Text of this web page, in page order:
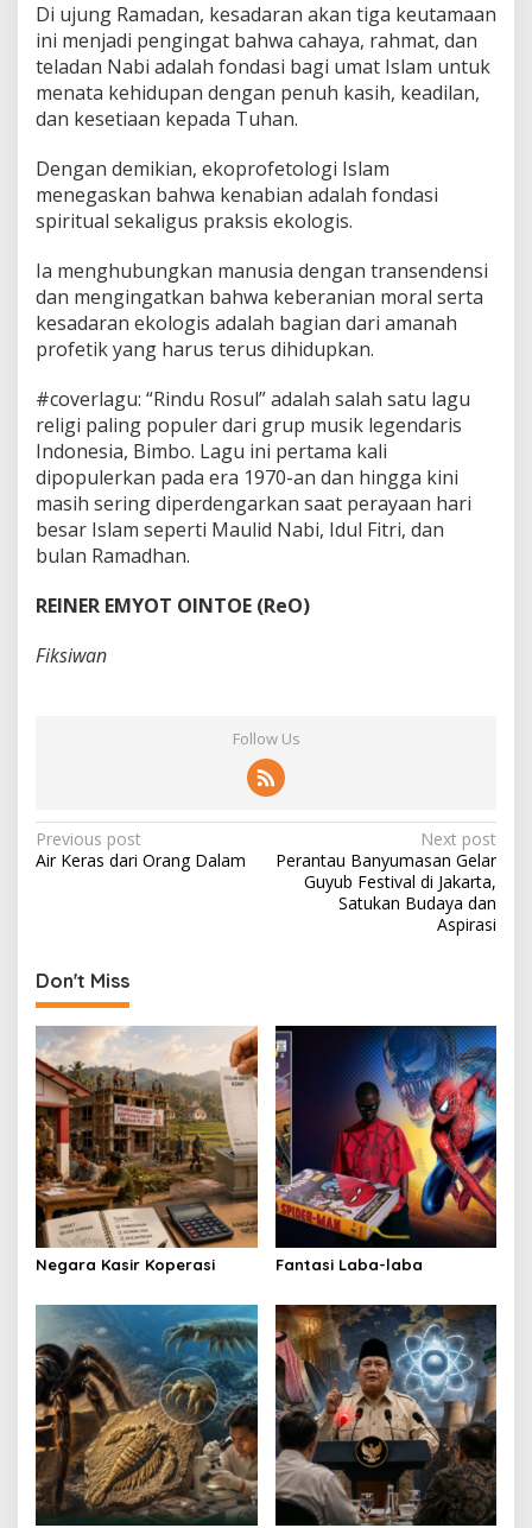
Di ujung Ramadan, kesadaran akan tiga keutamaan
ini menjadi pengingat bahwa cahaya, rahmat, dan
teladan Nabi adalah fondasi bagi umat Islam untuk
menata kehidupan dengan penuh kasih, keadilan,
dan kesetiaan kepada Tuhan.
Dengan demikian, ekoprofetologi Islam
menegaskan bahwa kenabian adalah fondasi
spiritual sekaligus praksis ekologis.
Ia menghubungkan manusia dengan transendensi
dan mengingatkan bahwa keberanian moral serta
kesadaran ekologis adalah bagian dari amanah
profetik yang harus terus dihidupkan.
#coverlagu: “Rindu Rosul” adalah salah satu lagu
religi paling populer dari grup musik legendaris
Indonesia, Bimbo. Lagu ini pertama kali
dipopulerkan pada era 1970-an dan hingga kini
masih sering diperdengarkan saat perayaan hari
besar Islam seperti Maulid Nabi, Idul Fitri, dan
bulan Ramadhan.
REINER EMYOT OINTOE (ReO)
Fiksiwan
Follow Us
P
o
n
a
v
i
g
a
t
i
o
n
Previous post
Air Keras dari Orang Dalam
Next post
Perantau Banyumasan Gelar
Guyub Festival di Jakarta,
Satukan Budaya dan
Aspirasi
Don't Miss
Negara Kasir Koperasi Fantasi Laba-laba